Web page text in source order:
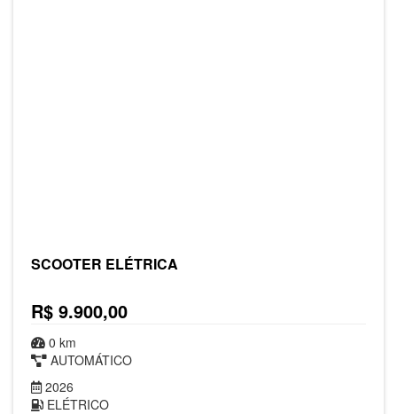
SCOOTER ELÉTRICA
R$ 9.900,00
0 km
AUTOMÁTICO
2026
ELÉTRICO